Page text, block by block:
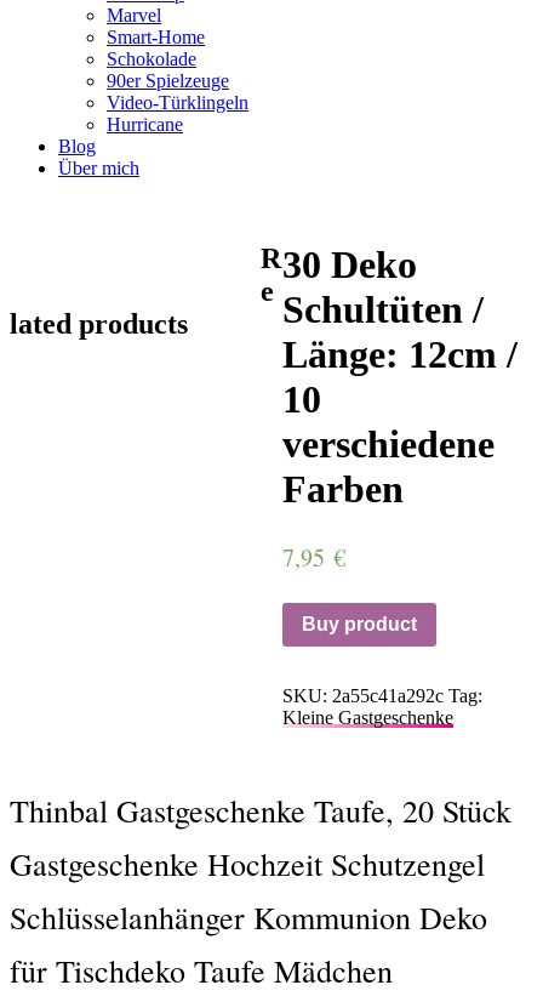
Marvel
Smart-Home
Schokolade
90er Spielzeuge
Video-Türklingeln
Hurricane
Blog
Über mich
30 Deko
Schultüten /
Länge: 12cm /
10
verschiedene
Farben
7,95 €
Buy product
SKU: 2a55c41a292c Tag:
Kleine Gastgeschenke
R
e
lated products
Thinbal Gastgeschenke Taufe, 20 Stück
Gastgeschenke Hochzeit Schutzengel
Schlüsselanhänger Kommunion Deko
für Tischdeko Taufe Mädchen